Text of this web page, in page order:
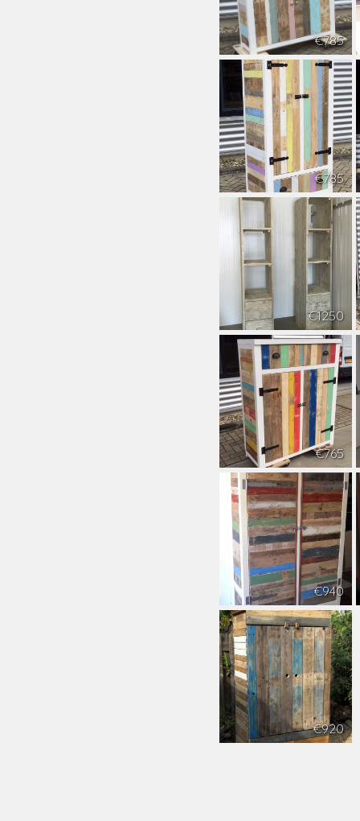
€785
€785
€1250
€765
€940
€920